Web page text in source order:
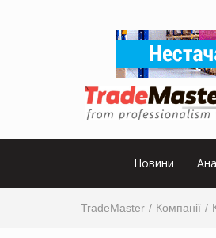
Новини
TradeMaster Компанії